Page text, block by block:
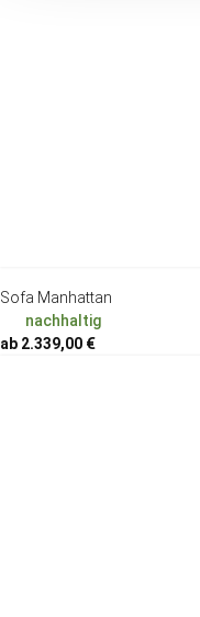
Sofa Manhattan
nachhaltig
ab 2.339,00 €